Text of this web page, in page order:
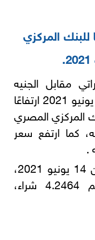
للبنك المركزي
مقابل الجنيه
المصري اليوم الثلاثاء 15 يونيو 2021 ارتفاعًا
المركزي المصري
جنيه، كما ارتفع سعر
مقابل سعره أمس الإثنين 14 يونيو 2021،
حيث سجل سعر الدرهم 4.2464 شراء،